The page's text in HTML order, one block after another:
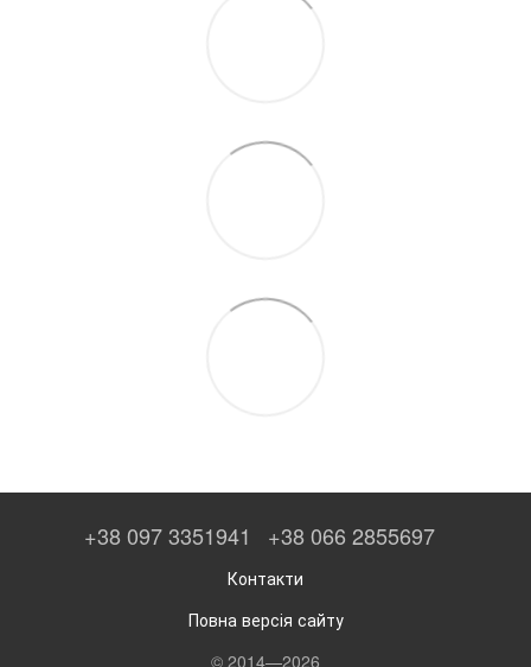
+38 097 3351941 +38 066 2855697
Контакти
Повна версія сайту
© 2014—2026